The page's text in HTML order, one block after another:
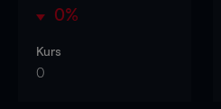
0%
Kurs
0